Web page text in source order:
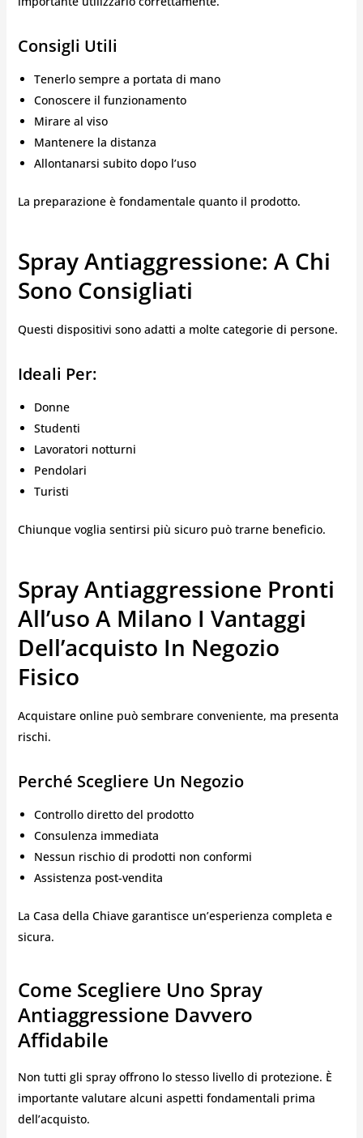
Consigli Utili
Tenerlo sempre a portata di mano
Conoscere il funzionamento
Mirare al viso
Mantenere la distanza
Allontanarsi subito dopo l’uso
La preparazione è fondamentale quanto il prodotto.
Spray Antiaggressione: A Chi
Sono Consigliati
Questi dispositivi sono adatti a molte categorie di persone.
Ideali Per:
Donne
Studenti
Lavoratori notturni
Pendolari
Turisti
Chiunque voglia sentirsi più sicuro può trarne beneficio.
Spray Antiaggressione Pronti
All’uso A Milano I Vantaggi
Dell’acquisto In Negozio
Fisico
Acquistare online può sembrare conveniente, ma presenta
rischi.
Perché Scegliere Un Negozio
Controllo diretto del prodotto
Consulenza immediata
Nessun rischio di prodotti non conformi
Assistenza post-vendita
La Casa della Chiave garantisce un’esperienza completa e
sicura.
Come Scegliere Uno Spray
Antiaggressione Davvero
Affidabile
Non tutti gli spray offrono lo stesso livello di protezione. È
importante valutare alcuni aspetti fondamentali prima
dell’acquisto.